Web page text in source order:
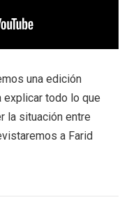
una edición
todo lo que
la situación entre
a Farid